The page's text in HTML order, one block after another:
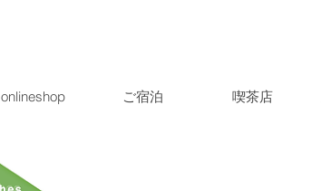
onlineshop ご宿泊 喫茶店